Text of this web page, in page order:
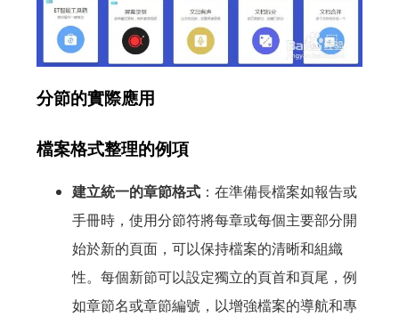
分節的實際應用
檔案格式整理的例項
建立統一的章節格式：在準備長檔案如報告或
手冊時，使用分節符將每章或每個主要部分開
始於新的頁面，可以保持檔案的清晰和組織
性。每個新節可以設定獨立的頁首和頁尾，例
如章節名或章節編號，以增強檔案的導航和專